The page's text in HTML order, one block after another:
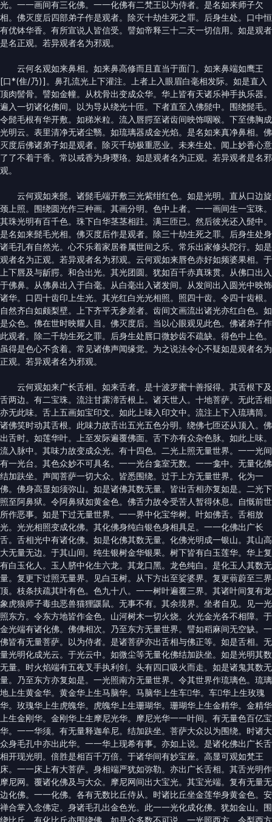
光。一一画间有三化佛。一一化佛有二梵王以为侍者。是名如来师子欠
相。佛灭度后四部弟子作是观者。除灭十劫生死之罪。后身生处。口中恒
有优钵华香。有所宣说人皆信受。譬如帝释三十二天一切信用。如是观者
是名正观。若异观者名为邪观。
云何名观如来鼻相。如来鼻高修而且直当于面门。如来鼻端如鹰王
[口*(隹/乃)]。鼻孔流光上下灌注。上者上入眼眉白毫相发际。如是直入
顶肉髻骨。譬如金幢。从枕骨出变成众华。华上皆有天诸乐神手执乐器。
遍入一切诸化佛间。以为导从绕光十匝。下者直至入佛髭中。围绕髭毛。
令髭毛根有华开敷。如稊米粒。流入唇腭至诸齿间映饰咽喉。下至佛胸成
光明云。表里清净无诸尘翳。如琉璃器成金光焰。是名如来真净鼻相。佛
灭度后佛诸弟子如是观者。除灭千劫极重恶业。未来生处。闻上妙香心意
了了不着于香。常以戒香为身璎珞。如是观者名为正观。若异观者是名邪
观。
云何观如来髭。诸髭毛端开敷三光紫绀红色。如是光明。直从口边旋
颈上照。围绕圆光作三种画。其画分明。色中上者。一一画间生一宝珠。
其珠光明有百千色。珠下白华茎茎相跓。满三匝已。然后彼光还入髭中。
是名如来髭毛光相。佛灭度后作是观者。除三十劫生死之罪。后身生处身
诸毛孔有自然光。心不乐着家居眷属世间之乐。常乐出家修头陀行。如是
观者名为正观。若异观者名为邪观。云何观如来唇色赤好如频婆果相。于
上下唇及与龂腭。和合出光。其光团圆。犹如百千赤真珠贯。从佛口出入
于佛鼻。从佛鼻出入于白毫。从白毫出入诸发间。从发间出入圆光中映饰
诸华。口四十齿印上生光。其光红白光光相照。照四十齿。令四十齿根。
自然齐白如颇梨壁。上下齐平无参差者。齿间文画流出诸光亦红白色。如
是众色。佛在世时映耀人目。佛灭度后。当以心眼观见此色。佛诸弟子作
此观者。除二千劫生死之罪。后身生处唇口微妙齿不疏缺。得色中上色。
虽得是色心不贪着。常见诸佛声闻缘觉。为之说法令心不疑如是观者名为
正观。若异观者名为邪观。
云何观如来广长舌相。如来舌者。是十波罗蜜十善报得。其舌根下及
舌两边。有二宝珠。流注甘露渧舌根上。诸天世人。十地菩萨。无此舌相
亦无此味。舌上五画如宝印文。如此上味入印文中。流注上下入琉璃筒。
诸佛笑时动其舌根。此味力故舌出五光五色分明。绕佛七匝还从顶入。佛
出舌时。如莲华叶。上至发际遍覆佛面。舌下亦有众杂色脉。如此上味。
流入脉中。其味力故变成众光。有十四色。二光上照无量世界。一一光间
有一光台。其色众妙不可具名。一一光台龛室无数。一一龛中。无量化佛
结加趺坐。声闻菩萨一切大众。皆悉围绕。过于上方无量世界。化为一
佛。佛身高显如须弥山。如是诸佛其数无量。皆出舌相亦复如是。二光下
照至阿鼻狱。令阿鼻狱如黄金色。佛舌力故令受苦人暂得休息。自慨前世
所作恶事。如是下过无量世界。一一界中化宝华树。叶如佛舌。舌相放
光。光光相照变成化佛。其化佛身纯白银色身相具足。一一化佛出广长
舌。舌相光中有诸化佛。如是化佛其数无量。化佛光明成一银山。其山高
大无量无边。于其山间。纯生银树金华银果。树下皆有白玉莲华。华上复
有白玉化人。玉人脐中化生六龙。其龙口黑。龙色纯白。是化玉人其数无
量。复更下过照无量界。见白玉树。从下方出至娑婆界。复更蓊蔚至三界
顶。枝条扶疏其叶有色。色九十八。一一树叶遍覆三界。其诸叶间复有龙
象虎狼师子毒虫恶兽猫狸鼷鼠。无事不有。其余境界。坐者自见。见一光
照东方。令东方地皆作金色。山河树木一切火烧。火光金光各不相障。于
金光端有诸化佛。佛佛相次。乃至东方无量世界。譬如稻麻间无空缺。一
佛皆有无量菩萨。以为侍者。是诸菩萨亦出舌相与佛正等。如是舌相。无
量光明化成光云。于光云中。如微尘等无量化佛结加趺坐。如是光明其数
无量。时火焰端有五夜叉手执利剑。头有四口吸火而走。如是诸鬼其数无
量。乃至东方亦复如是。一光照南方无量世界。令其世界作琉璃色。琉璃
地上生黄金华。黄金华上生马脑华。马脑华上生车𤦲华。车𤦲华上生玫瑰
华。玫瑰华上生虎魄华。虎魄华上生珊瑚华。珊瑚华上生金精华。金精华
上生金刚华。金刚华上生摩尼光华。摩尼光华一一叶间。有无量色百亿宝
华。一一华须。有无量释迦牟尼。结加趺坐。菩萨大众以为围绕。时诸大
众身毛孔中亦出此华。一一华上现希有事。亦如上说。是诸化佛出广长舌
相开现光明。倍胜是相百千万倍。于诸华间有妙宝座。高显可观如梵王
床。一一床上有大菩萨。身相端严犹如弥勒。亦出广长舌相。其舌光明作
摩尼网。覆诸化佛及与大众。摩尼网间出大宝光。其宝光端。复有无量无
边化佛。一一化佛。各有无数比丘侍从。时诸比丘坐金莲华身黄金色。安
禅合掌入念佛定。身诸毛孔出金色光。此一一光化成化佛。犹如金山。围
绕比丘。有化比丘亦围绕佛。如是众多数不可说。一光照西方。令梨西方